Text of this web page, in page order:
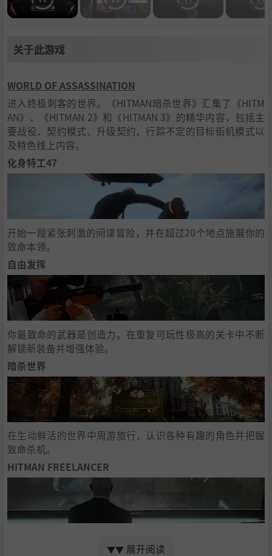
关于此游戏
WORLD OF ASSASSINATION
进入终极刺客的世界。《HITMAN暗杀世界》汇集了《HITM
AN》、《HITMAN 2》和《HITMAN 3》的精华内容，包括主
要战役、契约模式、升级契约、行踪不定的目标街机模式以
及特色线上内容。
化身特工47
开始一段紧张刺激的间谍冒险，并在超过20个地点施展你的
致命本领。
自由发挥
你最致命的武器是创造力。在重复可玩性极高的关卡中不断
解锁新装备并增强体验。
暗杀世界
在生动鲜活的世界中周游旅行，认识各种有趣的角色并把握
致命杀机。
HITMAN FREELANCER
限重玩的持久游戏体验相结合。
▼▼ 展开阅读